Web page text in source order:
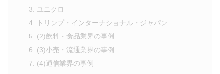
ユニクロ
トリンプ・インターナショナル・ジャパン
(2)飲料・食品業界の事例
(3)小売・流通業界の事例
(4)通信業界の事例